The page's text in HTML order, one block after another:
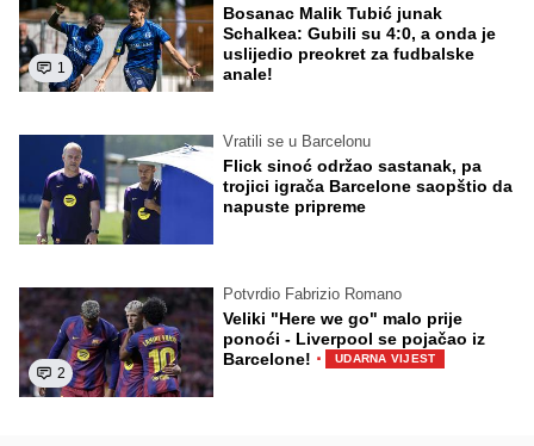
1
Bosanac Malik Tubić junak
Schalkea: Gubili su 4:0, a onda je
uslijedio preokret za fudbalske
anale!
Vratili se u Barcelonu
Flick sinoć održao sastanak, pa
trojici igrača Barcelone saopštio da
napuste pripreme
2
Potvrdio Fabrizio Romano
Veliki "Here we go" malo prije
ponoći - Liverpool se pojačao iz
Barcelone! · UDARNA VIJEST